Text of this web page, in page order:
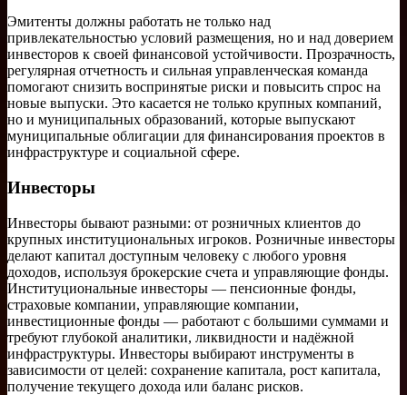
Эмитенты должны работать не только над
привлекательностью условий размещения, но и над доверием
инвесторов к своей финансовой устойчивости. Прозрачность,
регулярная отчетность и сильная управленческая команда
помогают снизить воспринятые риски и повысить спрос на
новые выпуски. Это касается не только крупных компаний,
но и муниципальных образований, которые выпускают
муниципальные облигации для финансирования проектов в
инфраструктуре и социальной сфере.
Инвесторы
Инвесторы бывают разными: от розничных клиентов до
крупных институциональных игроков. Розничные инвесторы
делают капитал доступным человеку с любого уровня
доходов, используя брокерские счета и управляющие фонды.
Институциональные инвесторы — пенсионные фонды,
страховые компании, управляющие компании,
инвестиционные фонды — работают с большими суммами и
требуют глубокой аналитики, ликвидности и надёжной
инфраструктуры. Инвесторы выбирают инструменты в
зависимости от целей: сохранение капитала, рост капитала,
получение текущего дохода или баланс рисков.